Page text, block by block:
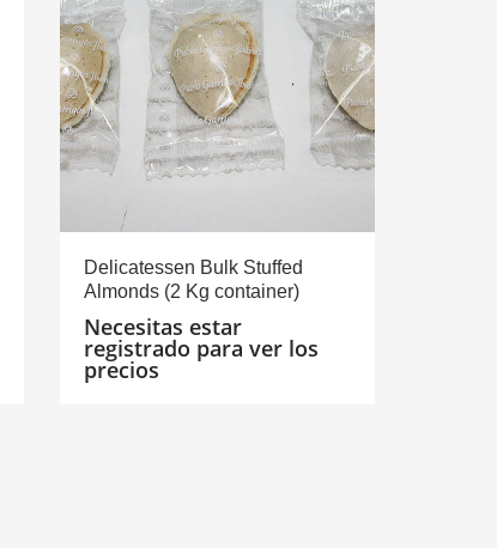
Delicatessen Bulk Stuffed
Almonds (2 Kg container)
Necesitas estar
registrado para ver los
precios